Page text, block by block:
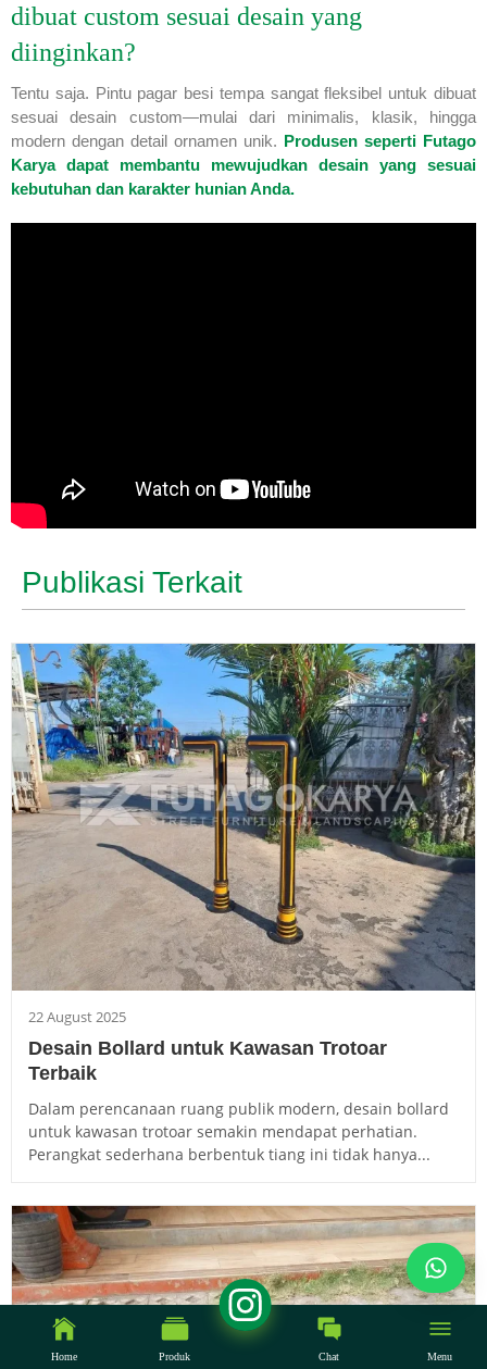
dibuat custom sesuai desain yang
diinginkan?
Tentu saja. Pintu pagar besi tempa sangat fleksibel untuk dibuat
sesuai desain custom—mulai dari minimalis, klasik, hingga
modern dengan detail ornamen unik. Produsen seperti Futago
Karya dapat membantu mewujudkan desain yang sesuai
kebutuhan dan karakter hunian Anda.
Publikasi Terkait
22 August 2025
Desain Bollard untuk Kawasan Trotoar
Terbaik
Dalam perencanaan ruang publik modern, desain bollard
untuk kawasan trotoar semakin mendapat perhatian.
Perangkat sederhana berbentuk tiang ini tidak hanya...
Home Produk Chat Menu